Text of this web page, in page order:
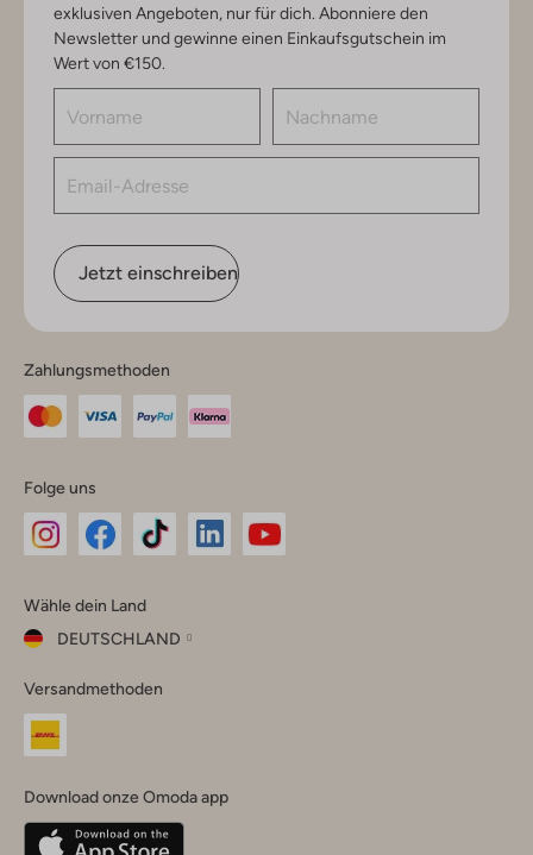
exklusiven Angeboten, nur für dich. Abonniere den
Newsletter und gewinne einen Einkaufsgutschein im
Wert von €150.
Jetzt einschreiben
Zahlungsmethoden
Folge uns
Instagram
Facebook
TikTok
Wähle dein Land
DEUTSCHLAND
dein
Land
Belgique(Français)
Versandmethoden
Download onze Omoda app